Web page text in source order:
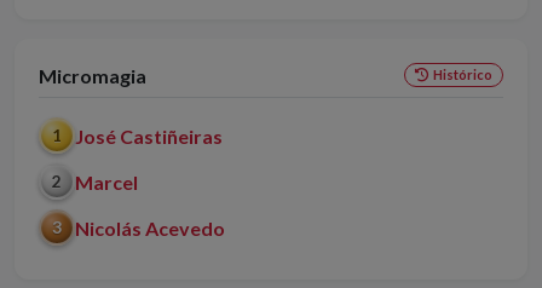
Micromagia Histórico
1 José Castiñeiras
2 Marcel
3 Nicolás Acevedo